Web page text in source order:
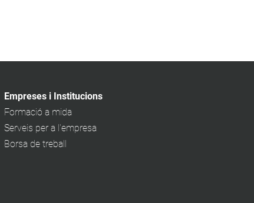
Empreses i Institucions
Formació a mida
Serveis per a l'empresa
Borsa de treball